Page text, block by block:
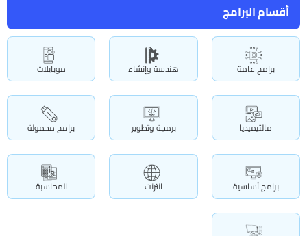
أقسام البرامج
برامج عامة هندسة وإنشاء موبايلات
مالتيميديا برمجة وتطوير برامج محمولة
برامج أساسية انترنت المحاسبة